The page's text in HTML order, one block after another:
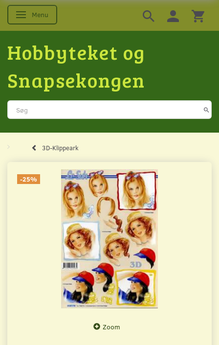
Skifte navigation
Menu
Hobbyteket og
Snapsekongen
3D-Klippeark
-25%
Zoom